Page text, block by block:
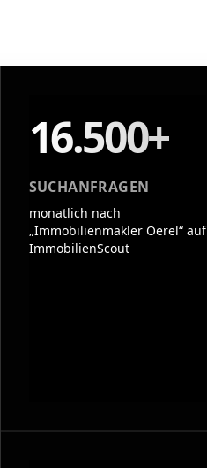
16.500+
SUCHANFRAGEN
monatlich nach
„Immobilienmakler Oerel“ auf
ImmobilienScout